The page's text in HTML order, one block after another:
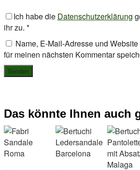
Ich habe die Datenschutzerklärung
ihr zu. *
Name, E-Mail-Adresse und
für meinen nächsten Kommentar
Das könnte Ihnen auch